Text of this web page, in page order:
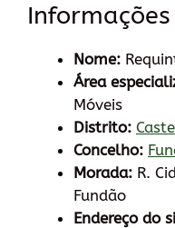
Informações
Nome:
Área
Móveis
Distrito:
Concelho:
Morada: R.
Fundão
Endereço do